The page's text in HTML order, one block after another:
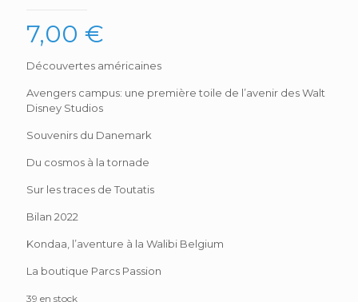
7,00 €
Découvertes américaines
Avengers campus: une première toile de l’avenir des Walt
Disney Studios
Souvenirs du Danemark
Du cosmos à la tornade
Sur les traces de Toutatis
Bilan 2022
Kondaa, l’aventure à la Walibi Belgium
La boutique Parcs Passion
39 en stock